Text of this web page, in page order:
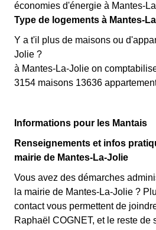
économies d'énergie à Mantes-
Type de logements à Mantes-
Y a t'il plus de maisons ou
Jolie ?
à Mantes-La-Jolie on
3154 maisons 13636
Informations pour les Mantais
Renseignements et infos
mairie de Mantes-La-Jolie
Vous avez des démarches
la mairie de Mantes-La-Jolie ?
contact vous permettent de
Raphaël COGNET, et le reste de